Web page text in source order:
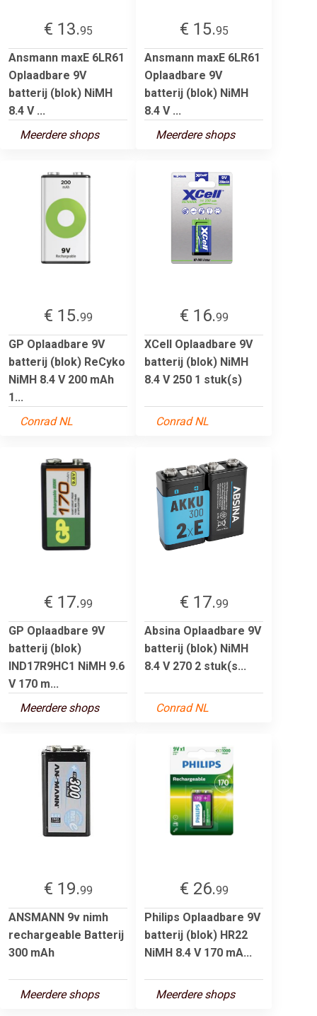
€ 13.95
Ansmann maxE 6LR61
Oplaadbare 9V
batterij (blok) NiMH
8.4 V ...
Meerdere shops
€ 15.95
Ansmann maxE 6LR61
Oplaadbare 9V
batterij (blok) NiMH
8.4 V ...
Meerdere shops
€ 15.99
GP Oplaadbare 9V
batterij (blok) ReCyko
NiMH 8.4 V 200 mAh
1...
Conrad NL
€ 16.99
XCell Oplaadbare 9V
batterij (blok) NiMH
8.4 V 250 1 stuk(s)
Conrad NL
€ 17.99
GP Oplaadbare 9V
batterij (blok)
IND17R9HC1 NiMH 9.6
V 170 m...
Meerdere shops
€ 17.99
Absina Oplaadbare 9V
batterij (blok) NiMH
8.4 V 270 2 stuk(s...
Conrad NL
€ 19.99
ANSMANN 9v nimh
rechargeable Batterij
300 mAh
Meerdere shops
€ 26.99
Philips Oplaadbare 9V
batterij (blok) HR22
NiMH 8.4 V 170 mA...
Meerdere shops